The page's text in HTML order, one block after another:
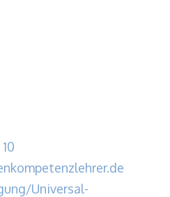
Universal­